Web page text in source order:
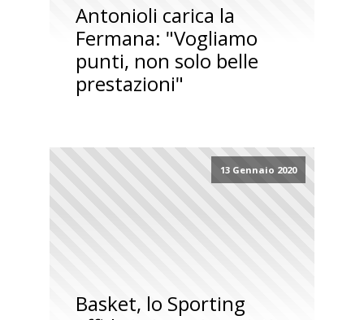
Antonioli carica la
Fermana: "Vogliamo
punti, non solo belle
prestazioni"
13 Gennaio 2020
Basket, lo Sporting